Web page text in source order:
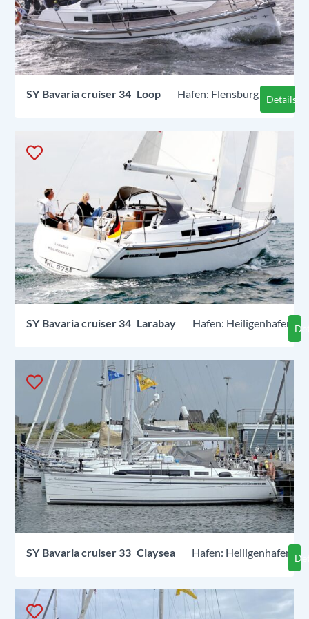
SY Bavaria cruiser 34 Loop Flensburg Details
SY Bavaria cruiser 34 Larabay Heiligenhafen
SY Bavaria cruiser 33 Claysea Heiligenhafen